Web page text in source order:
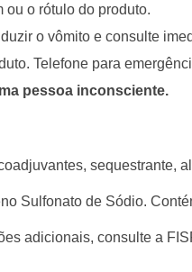
ou o rótulo do produto.
o vômito e consulte
Telefone para
pessoa inconsciente.
sequestrante,
Sulfonato de Sódio.
adicionais, consulte a